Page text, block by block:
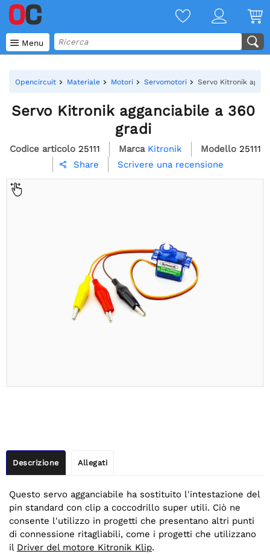
 Menu
Opencircuit Materiale Motori Servomotori Servo Kitronik
Servo Kitronik agganciabile a 360
gradi
Codice articolo 25111 Marca Kitronik Modello 25111
 Share Scrivere una recensione
Descrizione Allegati
Questo servo agganciabile ha sostituito l'intestazione del
pin standard con clip a coccodrillo super utili. Ciò ne
consente l'utilizzo in progetti che presentano altri punti
di connessione ritagliabili, come i progetti che utilizzano
il Driver del motore Kitronik Klip.